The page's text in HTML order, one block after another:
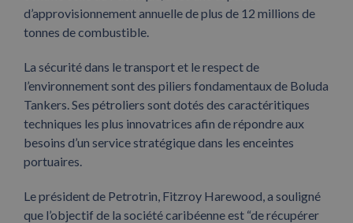
d’approvisionnement annuelle de plus de 12 millions de
tonnes de combustible.
La sécurité dans le transport et le respect de
l’environnement sont des piliers fondamentaux de Boluda
Tankers. Ses pétroliers sont dotés des caractéritiques
techniques les plus innovatrices afin de répondre aux
besoins d’un service stratégique dans les enceintes
portuaires.
Le président de Petrotrin, Fitzroy Harewood, a souligné
que l’objectif de la société caribéenne est “de récupérer